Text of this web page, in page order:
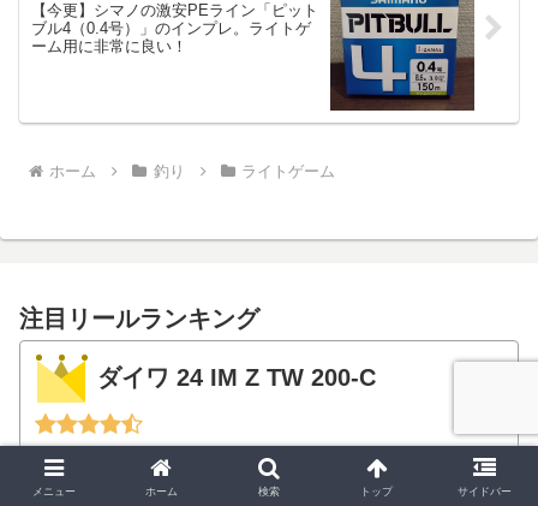
【今更】シマノの激安PEライン「ピット
ブル4（0.4号）」のインプレ。ライトゲ
ーム用に非常に良い！
ホーム 釣り ライトゲーム
注目リールランキング
ダイワ 24 IM Z TW 200-C
メニュー ホーム 検索 トップ サイドバー